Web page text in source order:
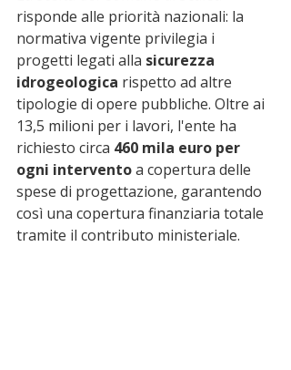
risponde alle priorità nazionali: la
normativa vigente privilegia i
progetti legati alla sicurezza
idrogeologica rispetto ad altre
tipologie di opere pubbliche. Oltre ai
13,5 milioni per i lavori, l'ente ha
richiesto circa 460 mila euro per
ogni intervento a copertura delle
spese di progettazione, garantendo
così una copertura finanziaria totale
tramite il contributo ministeriale.